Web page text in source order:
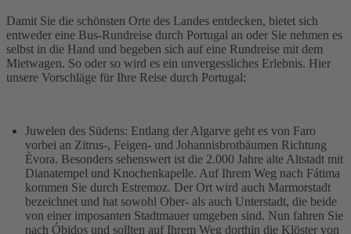
Damit Sie die schönsten Orte des Landes entdecken, bietet sich
entweder eine Bus-Rundreise durch Portugal an oder Sie nehmen es
selbst in die Hand und begeben sich auf eine Rundreise mit dem
Mietwagen. So oder so wird es ein unvergessliches Erlebnis. Hier
unsere Vorschläge für Ihre Reise durch Portugal:
Juwelen des Südens: Entlang der Algarve geht es von Faro
vorbei an Zitrus-, Feigen- und Johannisbrotbäumen Richtung
Èvora. Besonders sehenswert ist die 2.000 Jahre alte Altstadt mit
Dianatempel und Knochenkapelle. Auf Ihrem Weg nach Fátima
kommen Sie durch Estremoz. Der Ort wird auch Marmorstadt
bezeichnet und hat sowohl Ober- als auch Unterstadt, die beide
von einer imposanten Stadtmauer umgeben sind. Nun fahren Sie
nach Óbidos und sollten auf Ihrem Weg dorthin die Klöster von